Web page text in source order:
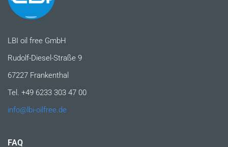
LBI oil free GmbH
Rudolf-Diesel-Straße 9
67227 Frankenthal
Tel. +49 6233 303 47 00
info@lbi-oilfree.de
FAQ